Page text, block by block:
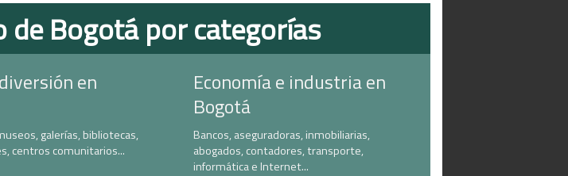
de Bogotá por categorías
en
galerías, bibliotecas,
centros comunitarios...
Economía e industria en
Bogotá
Bancos, aseguradoras, inmobiliarias,
abogados, contadores, transporte,
informática e Internet...